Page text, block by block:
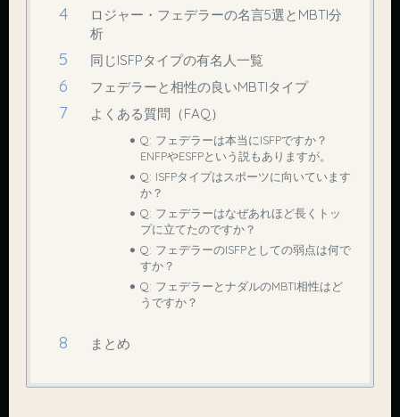
ロジャー・フェデラーの名言5選とMBTI分
析
同じISFPタイプの有名人一覧
フェデラーと相性の良いMBTIタイプ
よくある質問（FAQ）
Q: フェデラーは本当にISFPですか？
ENFPやESFPという説もありますが。
Q: ISFPタイプはスポーツに向いています
か？
Q: フェデラーはなぜあれほど長くトッ
プに立てたのですか？
Q: フェデラーのISFPとしての弱点は何で
すか？
Q: フェデラーとナダルのMBTI相性はど
うですか？
まとめ